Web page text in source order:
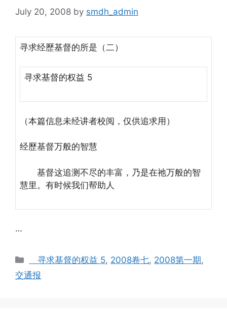
July 20, 2008 by smdh_admin
寻求经歷基督的所是（二）
寻求基督的权益 5
（本篇信息未经讲者校阅，仅供追求用）
经歷基督万般的智慧
基督这追测不尽的丰富，乃是在祂万般的智
慧里。有时候我们帮助人
…
Categories
寻求基督的权益 5, 2008卷七, 2008第一期,
交通报